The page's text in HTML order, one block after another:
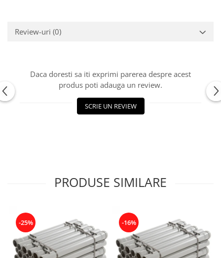
Review-uri (0)
Daca doresti sa iti exprimi parerea despre acest
produs poti adauga un review.
SCRIE UN REVIEW
PRODUSE SIMILARE
-25% -16%